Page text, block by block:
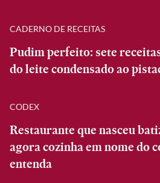
CADERNO DE RECEITAS
Pudim perfeito: sete
do leite condensado ao
CODEX
Restaurante que nasceu
agora cozinha em nome do
entenda